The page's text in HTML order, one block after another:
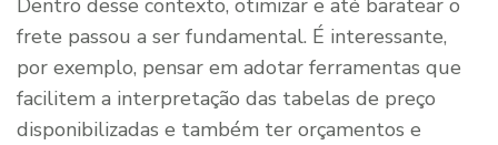
Dentro desse contexto, otimizar e até baratear o
frete passou a ser fundamental. É interessante,
por exemplo, pensar em adotar ferramentas que
facilitem a interpretação das tabelas de preço
disponibilizadas e também ter orçamentos e